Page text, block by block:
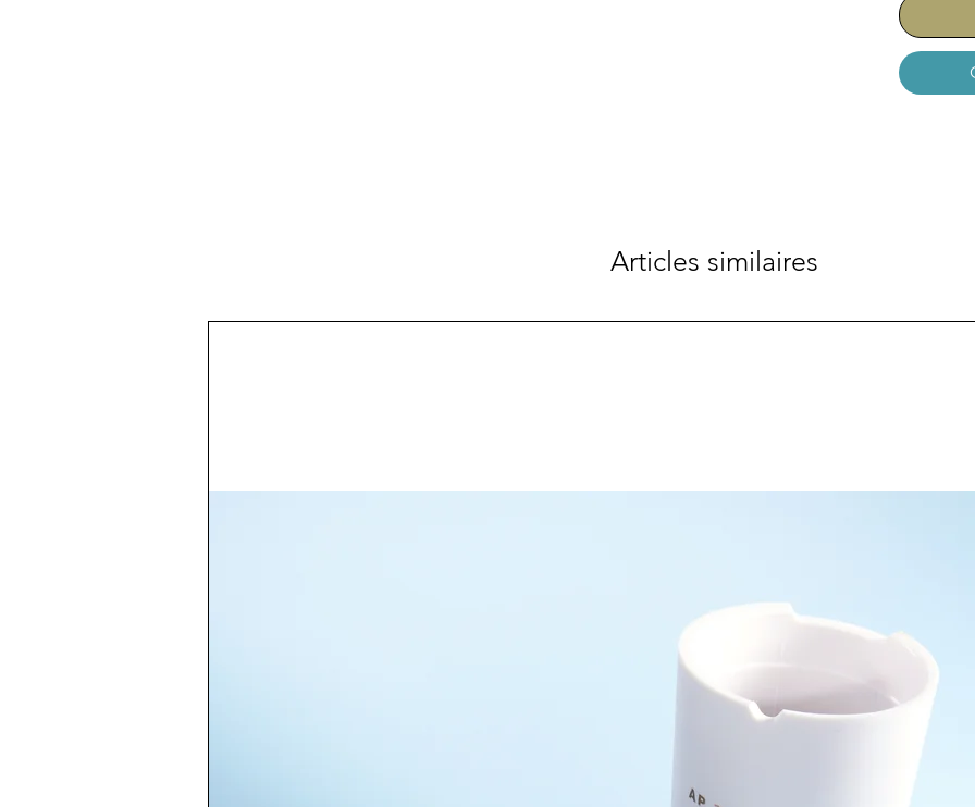
Articles similaires